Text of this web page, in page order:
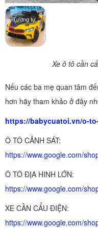
Tương tự
Xe ô tô cần
Nếu các ba mẹ quan tâm
hơn hãy tham khảo ở đây
https://babycuatoi.vn/o-
Ô TÔ CẢNH SÁT:
https://www.google.com/
Ô TÔ ĐỊA HINH LỚN:
https://www.google.com/
XE CẦN CẨU ĐIỆN:
https://www.google.com/